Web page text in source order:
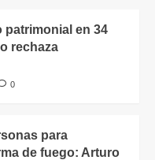
patrimonial en 34
rechaza
0
para
de fuego: Arturo